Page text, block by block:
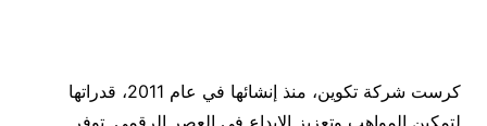
كرست شركة تكوين، منذ إنشائها في عام 2011، قدراتها